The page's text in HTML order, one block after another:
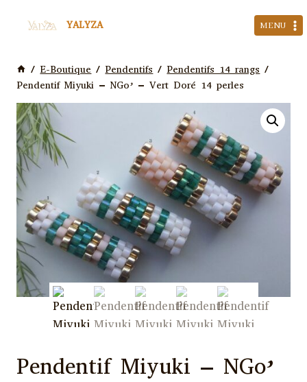
YALYZA MENU
/ E-Boutique / Pendentifs / Pendentifs 14 rangs /
Pendentif Miyuki – NGo’ – Vert Doré 14 perles
Pendentif Miyuki – NGo’